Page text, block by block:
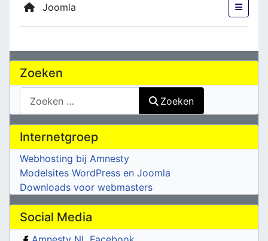
Joomla
Zoeken
Zoeken
Zoeken
Internetgroep
Webhosting bij Amnesty
Modelsites WordPress en Joomla
Downloads voor webmasters
Social Media